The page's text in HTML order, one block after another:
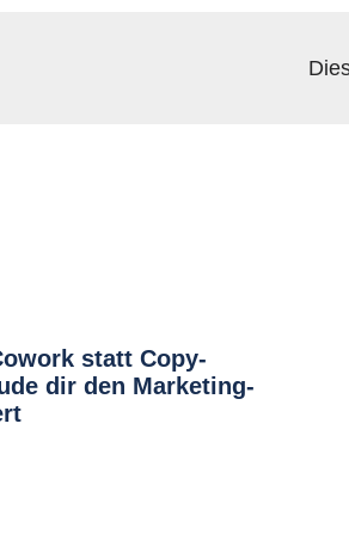
statt Copy-
dir den Marketing-